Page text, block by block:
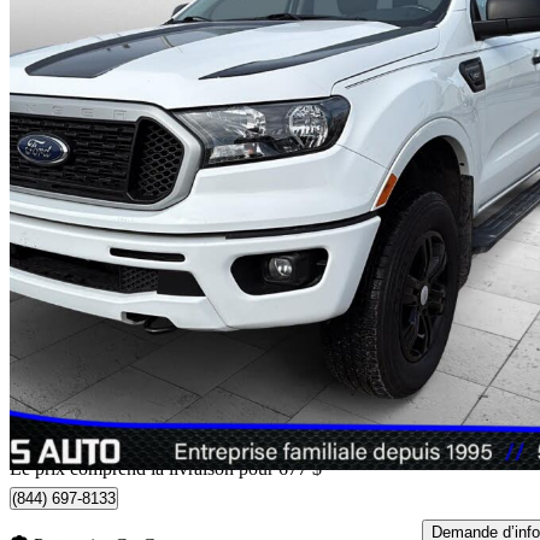
2020 Ford Ranger
XLT SuperCrew 4WD 114 783 km
29 652 $ Bonne
520 $/mois env.
Livraison à domicile de Montréal-Est, QC
Le prix comprend la livraison pour 677 $
(844) 697-8133
Demande d’info